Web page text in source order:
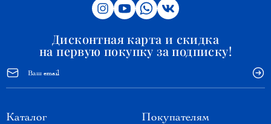
Дисконтная карта и скидка
на первую покупку за подписку!
Каталог Покупателям